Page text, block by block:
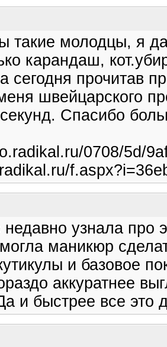
такие молодцы, я
карандаш,
сегодня прочитав
швейцарского
секунд. Спасибо
0708/5d/
узнала про
маникюр
и базовое
аккуратнее
и быстрее все это